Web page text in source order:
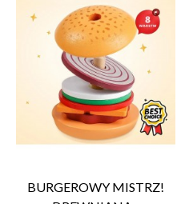
BURGEROWY MISTRZ!